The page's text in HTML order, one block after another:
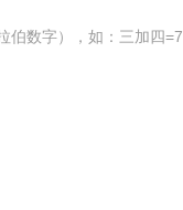
伯数字），如：三加四=7